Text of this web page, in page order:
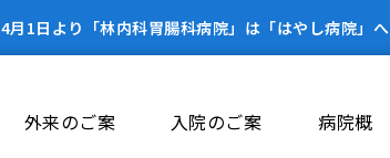
4月1日より「林内科胃腸科病院」は「はやし病院」へ
外来のご案 入院のご案 病院概